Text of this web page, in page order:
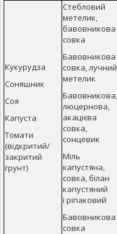
Кукурудза
Соняшник
Соя
Капуста
Томати
(відкритий/
закритий
грунт)
Стебловий
метелик,
бавовникова
совка
Бавовникова
совка, лучний
метелик
Бавовникова,
люцернова,
акацієва
совка,
сонцевик
Міль
капустяна,
совка, білан
капустяний
і ріпаковий
Бавовникова
совка